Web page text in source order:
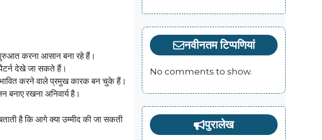
करना आसान बना रहे हैं।
देखे जा सकते हैं।
करने वाले प्रमुख कारक बन चुके हैं।
रखना अनिवार्य है।
है कि आगे क्या उम्मीद की जा सकती
नवीनतम टिप्पणियां
No comments to show.
पुरालेख